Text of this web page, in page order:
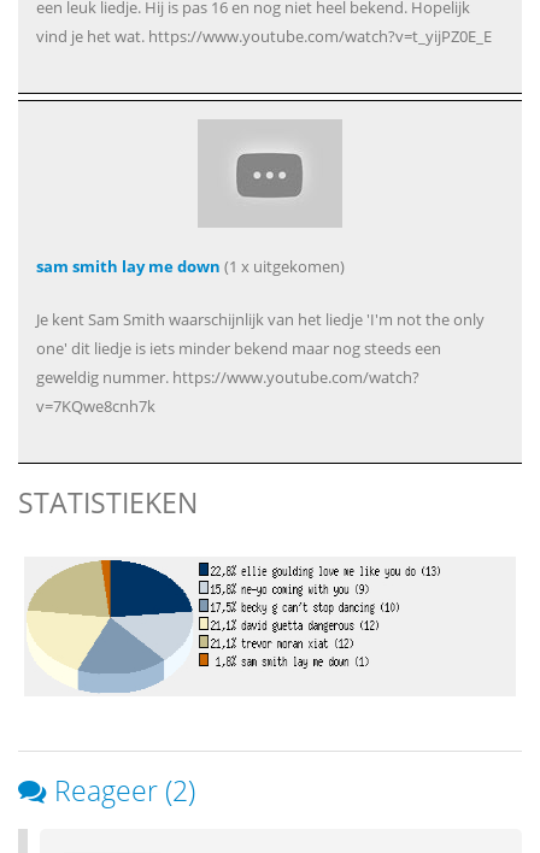
een leuk liedje. Hij is pas 16 en nog niet heel bekend. Hopelijk
vind je het wat. https://www.youtube.com/watch?v=t_yijPZ0E_E
sam smith lay me down (1 x uitgekomen)
Je kent Sam Smith waarschijnlijk van het liedje 'I'm not the only
one' dit liedje is iets minder bekend maar nog steeds een
geweldig nummer. https://www.youtube.com/watch?
v=7KQwe8cnh7k
STATISTIEKEN
Reageer (2)